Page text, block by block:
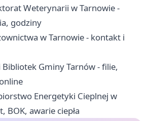
Weterynarii w Tarnowie -
godziny
w Tarnowie - kontakt i
Gminy Tarnów - filie,
Energetyki Cieplnej w
BOK, awarie ciepła